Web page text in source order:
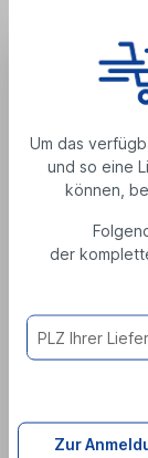
Um das
und so eine
können,
der
Zur
Erdinger
Produktnummer:
Alkoholgehalt:
Alkoholfreies
( 1 Liter
zzgl. 0,48 € Pfand
6,29 €
e
n
g
Zutaten